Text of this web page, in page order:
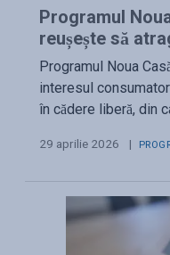
Programul
reușește să
Programul Noua
interesul
în cădere liberă, din
29 aprilie 2026 |